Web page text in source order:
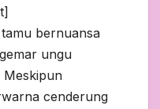
bernuansa
ungu
cenderung